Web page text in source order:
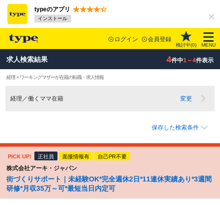
typeのアプリ
インストール
ログイン 会員登録
検討中(0) MENU
求人検索結果 4件中1～4件表示
経理 × ワーキングマザーが在籍の転職・求人情報
経理／働くママ在籍 変更
保存した検索条件
PICK UP! 正社員 面接情報有 自己PR不要
株式会社アーキ・ジャパン
街づくりサポート｜未経験OK*完全週休2日*11連休実績あり*3週間
研修*月収35万～可*最短当日内定可